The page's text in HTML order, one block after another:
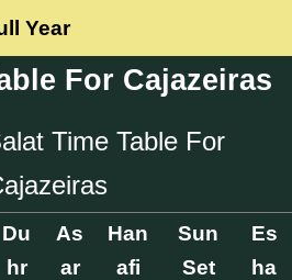
Year
For Cajazeiras
Time Table For
Du
hr
As
ar
Han
afi
Sun
Set
Es
ha